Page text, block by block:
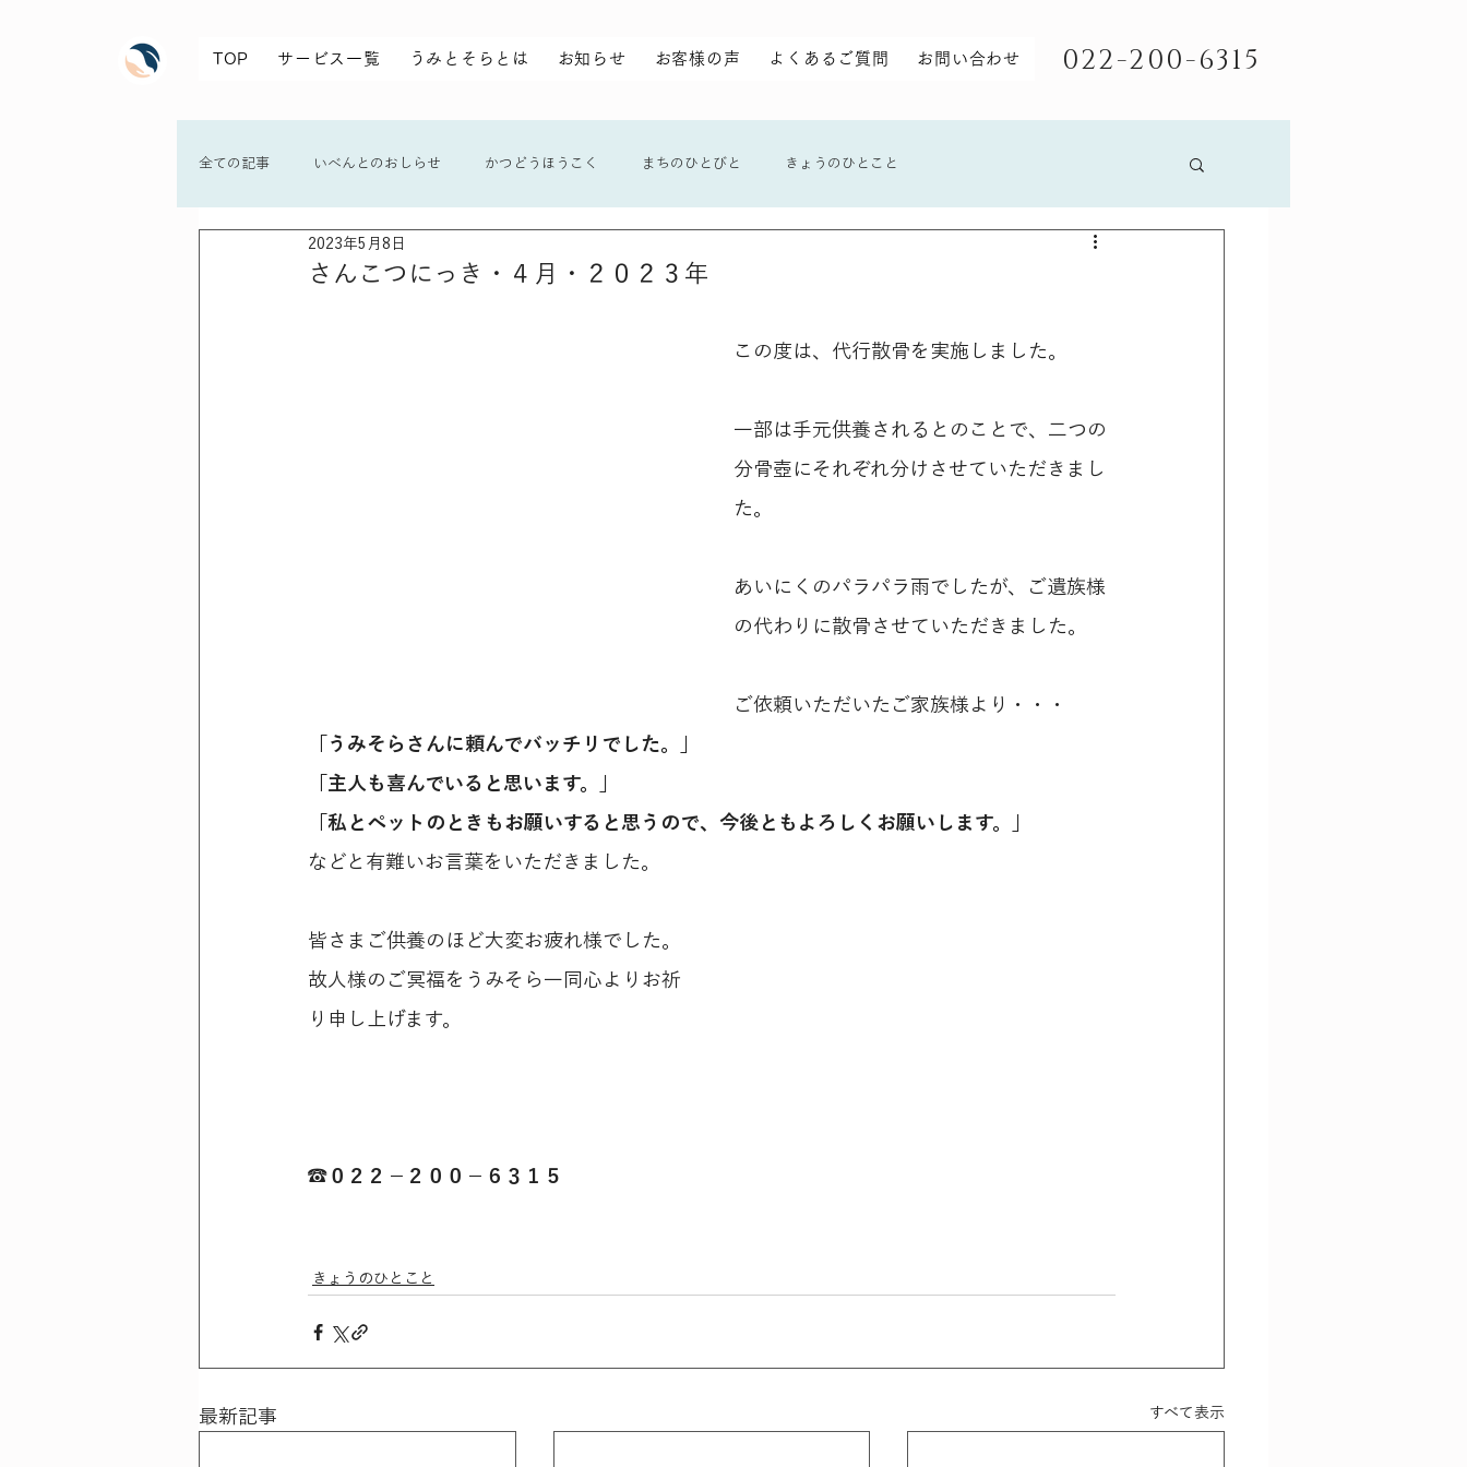
TOP サービス一覧 うみとそらとは お知らせ お客様の声 よくあるご質問 お問い合わせ 022-200-6315
全ての記事 いべんとのおしらせ かつどうほうこく まちのひとびと きょうのひとこと
さんこつにっき・４月・２０２３年
2023年5月8日
この度は、代行散骨を実施しました。
一部は手元供養されるとのことで、二つの
分骨壺にそれぞれ分けさせていただきまし
た。
あいにくのパラパラ雨でしたが、ご遺族様
の代わりに散骨させていただきました。
ご依頼いただいたご家族様より・・・
「うみそらさんに頼んでバッチリでした。」
「主人も喜んでいると思います。」
「私とペットのときもお願いすると思うので、今後ともよろしくお願いします。」
などと有難いお言葉をいただきました。
皆さまご供養のほど大変お疲れ様でした。
故人様のご冥福をうみそら一同心よりお祈
り申し上げます。
☎０２２－２００－６３１５
きょうのひとこと
最新記事 すべて表示